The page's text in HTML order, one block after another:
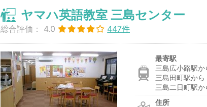
ヤマハ英語教室 三島センター
総合評価： 4.0 447件
最寄駅
三島広小路駅
三島田町駅から
三島二日町駅か
住所